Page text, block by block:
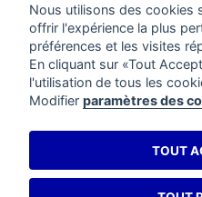
find our contact info in the
PRODUCTS
STORE INFORMATION
Nous utilisons des cookies
offrir l'expérience la plus
préférences et les visites
En cliquant sur «Tout
l'utilisation de tous les
Modifier paramètres des
TOUT